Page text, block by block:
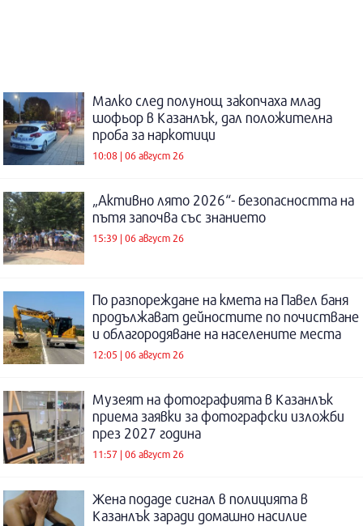
Малко след полунощ закопчаха млад
шофьор в Казанлък, дал положителна
проба за наркотици
10:08 | 06 август 26
„Активно лято 2026“- безопасността на
пътя започва със знанието
15:39 | 06 август 26
По разпореждане на кмета на Павел баня
продължават дейностите по почистване
и облагородяване на населените места
12:05 | 06 август 26
Музеят на фотографията в Казанлък
приема заявки за фотографски изложби
през 2027 година
11:57 | 06 август 26
Жена подаде сигнал в полицията в
Казанлък заради домашно насилие